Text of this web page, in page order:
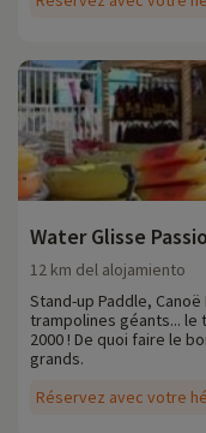
Water Glisse
Réservez avec votre
12 km del alojamiento
Stand-up Paddle,
trampolines géants... le
2000 ! De quoi faire le
grands.